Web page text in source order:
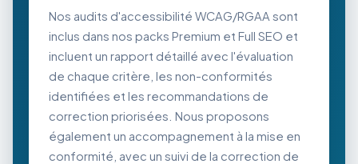
Nos audits d'accessibilité WCAG/RGAA sont
inclus dans nos packs Premium et Full SEO et
incluent un rapport détaillé avec l'évaluation
de chaque critère, les non-conformités
identifiées et les recommandations de
correction priorisées. Nous proposons
également un accompagnement à la mise en
conformité, avec un suivi de la correction de